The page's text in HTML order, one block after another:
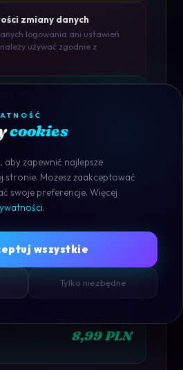
zmiany danych
logowania ani ustawień
używać zgodnie z
i rozpocząć grę.
CAR - PC
· STEAM
8,99 PLN
cookies
zapewnić najlepsze
stronie. Możesz zaakceptować
swoje preferencje. Więcej
.
wszystkie
Tylko niezbędne